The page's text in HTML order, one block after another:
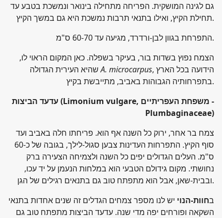
גם לגינה המושקית. הפריחה מתחילה בינואר ונמשכת בטבע עד
תחילת הקיץ, ואילו בתנאי תרבות נמשכת היא גם במשך הקיץ.
התפרחת בגוון לבן-ורדרד, מגיעה עד 60-70 ס"מ.
הצמח נפוץ בשדות בור, בעיקר בשפלה. כאן המקום הראוי לו,
שהיא העירית הגדולהA. microcarpus, הידועה בכל הארץ
בתפרחותיה הגבוהות באביב, מתייבשת בקיץ.
עדעד הביצות
(Limonium vulgare, משפחת העפריתיים -
Plumbaginaceae)
צמח בר אחר, ירוק כל השנה אף הוא. פריחתו חלה באביב ועד
סוף הקיץ. התפרחות העדינות צבען סגול-לילך, בגובה של כ-60
ס"מ. העלים הגדולים יפים כל השנה ולצמיחה הצעירה ברק
נחושתי. מקום גידולם הטבעי הוא במלחות הנעמן על יד עכו,
ובבית-שאן, אבל הוא מתפתח טוב גם בתנאים רגילים של הגן.
בחוות-הנוי יש לנו מספר צמחים הגדלים זה שנים אחדות בתנאי
השקאה ופורחים יפה מדי שנה. עדעד הביצות מתפתח טוב גם